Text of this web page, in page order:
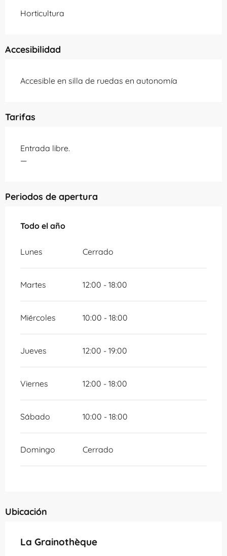
Horticultura
Accesibilidad
Accesible en silla de ruedas en autonomía
Tarifas
Entrada libre.
—
Periodos de apertura
Todo el año
Todo el año
Lunes Cerrado
Martes 12:00 - 18:00
Miércoles 10:00 - 18:00
Jueves 12:00 - 19:00
Viernes 12:00 - 18:00
Sábado 10:00 - 18:00
Domingo Cerrado
Ubicación
La Grainothèque